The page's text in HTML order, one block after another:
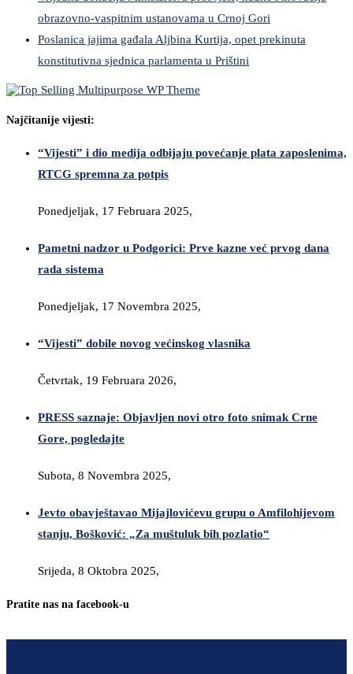
obrazovno-vaspitnim ustanovama u Crnoj Gori
Poslanica jajima gađala Aljbina Kurtija, opet prekinuta
konstitutivna sjednica parlamenta u Prištini
Najčitanije vijesti:
“Vijesti” i dio medija odbijaju povećanje plata zaposlenima,
RTCG spremna za potpis
Ponedjeljak, 17 Februara 2025,
Pametni nadzor u Podgorici: Prve kazne već prvog dana
rada sistema
Ponedjeljak, 17 Novembra 2025,
“Vijesti” dobile novog većinskog vlasnika
Četvrtak, 19 Februara 2026,
PRESS saznaje: Objavljen novi otro foto snimak Crne
Gore, pogledajte
Subota, 8 Novembra 2025,
Jevto obavještavao Mijajlovićevu grupu o Amfilohijevom
stanju, Bošković: „Za muštuluk bih pozlatio“
Srijeda, 8 Oktobra 2025,
Pratite nas na facebook-u